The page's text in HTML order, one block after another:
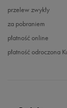
przelew zwykły
za pobraniem
płatność online
płatność odroczona